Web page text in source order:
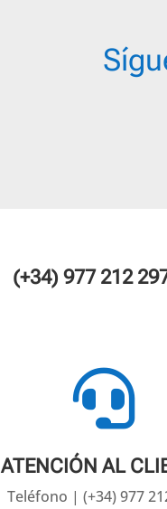
(+34) 977 212

ATENCIÓN AL
Teléfono | (+34) 977